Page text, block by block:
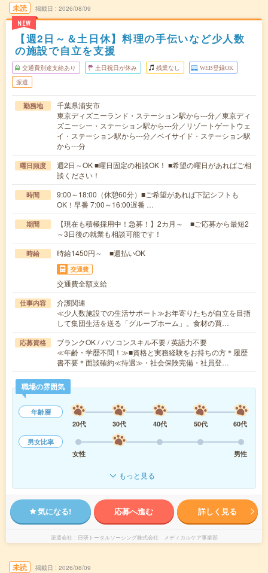
未読
NEW
掲載日 2026/08/09
【週2日～＆土日休】料理の手伝いなど少人数
の施設で自立を支援
交通費別途支給あり 土日祝日が休み 残業なし WEB登録OK
派遣
勤務地
千葉県浦安市
東京ディズニーランド・ステーション駅から---分／東京ディ
ズニーシー・ステーション駅から---分／リゾートゲートウェ
イ・ステーション駅から---分／ベイサイド・ステーション駅
から---分
曜日頻度
週2日～OK ■曜日固定の相談OK！ ■希望の曜日があればご相
談ください！
時間
9:00～18:00（休憩60分）■ご希望があれば下記シフトも
OK！早番 7:00～16:00遅番 …
期間
【現在も積極採用中！急募！】2カ月～ ■ご応募から最短2
～3日後の就業も相談可能です！
時給 時給1450円～ ■週払いOK
交通費
交通費全額支給
仕事内容
介護関連
≪少人数施設での生活サポート≫お年寄りたちが自立を目指
して集団生活を送る「グループホーム」。食材の買…
応募資格
ブランクOK / パソコンスキル不要 / 英語力不要
≪年齢・学歴不問！≫■資格と実務経験をお持ちの方＊履歴
書不要＊面談確約≪待遇≫・社会保険完備・社員登…
職場の雰囲気
年齢層
20代
30代 40代 50代
60代
男女比率
女性
男性
もっと見る
気になる! 応募へ進む 詳しく見る
派遣会社 日研トータルソーシング株式会社 メディカルケア事業部
未読 掲載日 2026/08/09